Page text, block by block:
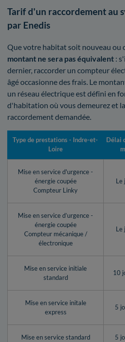
Tarif d'un raccordement au
par Enedis
Que votre habitat soit nouveau ou
montant ne sera pas équivalent :
dernier, raccorder un compteur
âgé occasionne des frais. Le
un réseau électrique est défini en
d'habitation où vous demeurez et
raccordement demandée.
Type de prestations - Indre-et-
Loire
Délai
Mise en service d'urgence -
énergie coupée
Compteur Linky
Le
Mise en service d’urgence -
énergie coupée
Compteur mécanique /
électronique
Le
Mise en service initiale
standard
10
Mise en service initale
express
5
Mise en service standard 5